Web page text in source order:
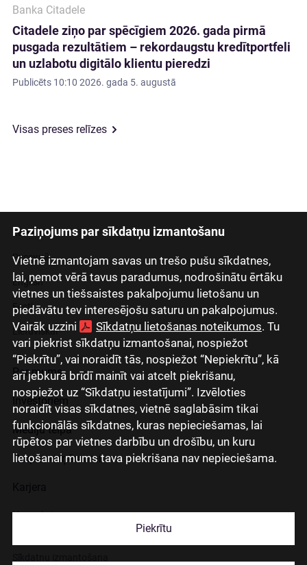
Paziņojums par sīkdatņu izmantošanu
Vietnē izmantojam savas un trešo pušu sīkdatnes,
lai, ņemot vērā tavus paradumus, nodrošinātu ērtāku
vietnes un tiešsaistes pakalpojumu lietošanu un
piedāvātu tev interesējošu saturu un pakalpojumus.
Vairāk uzzini
Sīkdatņu lietošanas noteikumos. Tu
vari piekrist sīkdatņu izmantošanai, nospiežot
“Piekrītu”, vai noraidīt tās, nospiežot “Nepiekrītu”, kā
arī jebkurā brīdī mainīt vai atcelt piekrišanu,
nospiežot uz “Sīkdatņu iestatījumi”. Izvēloties
noraidīt visas sīkdatnes, vietnē saglabāsim tikai
funkcionālās sīkdatnes, kuras nepieciešamas, lai
rūpētos par vietnes darbību un drošību, un kuru
lietošanai mums tava piekrišana nav nepieciešama.
Piekrītu
Banka Citadele
Citadele ziņo par spēcīgiem 2026. gada pirmā
pusgada rezultātiem – rekordaugstu kredītportfeli
un uzlabotu digitālo klientu pieredzi
Publicēts 10:10 2026. gada 5. augustā
Visas preses relīzes
Latviski
Русский
English
Eesti
Lietuviškai
Par mums
Investoriem
Mediju telpa
Grupas uzņēmumi
Kontakti